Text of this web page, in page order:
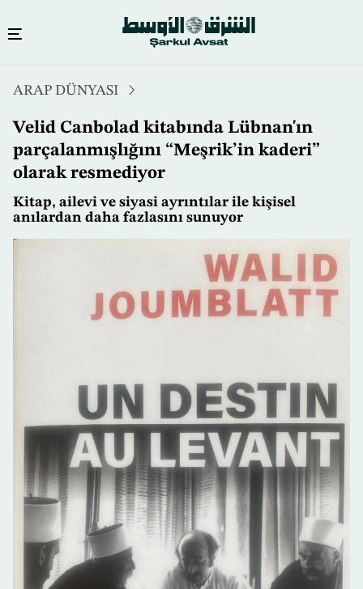
atla
ARAP DÜNYASI
Velid Canbolad kitabında Lübnan'ın
parçalanmışlığını “Meşrik’in kaderi”
olarak resmediyor
Kitap, ailevi ve siyasi ayrıntılar ile kişisel
anılardan daha fazlasını sunuyor